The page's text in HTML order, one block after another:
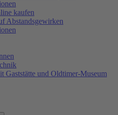
kaufen
Abstandsgewirken
Gaststätte und Oldtimer-Museum